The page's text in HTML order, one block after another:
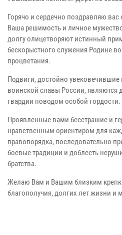
Горячо и сердечно поздравляю вас
Ваша решимость и личное
долгу олицетворяют истинный
бескорыстного служения Родине
процветания.
Подвиги, достойно
воинской славы России, являются
гвардии поводом особой гордости.
Проявленные вами бесстрашие и
нравственным ориентиром для
правопорядка, последовательно
боевые традиции и доблесть
братства.
Желаю Вам и Вашим близким
благополучия, долгих лет жизни и